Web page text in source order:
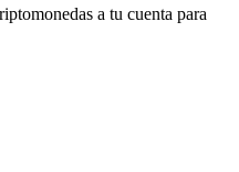
a tu cuenta para